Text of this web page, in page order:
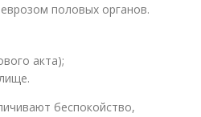
половых органов.
акта);
беспокойство,